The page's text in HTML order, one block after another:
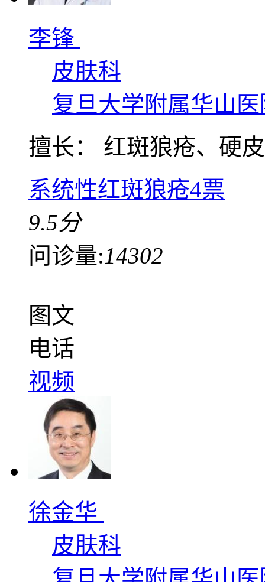
李锋
皮肤科
复旦大学附属华山医
擅长： 红斑狼疮、硬
系统性红斑狼疮4票
9.5分
问诊量:14302
图文
电话
视频
徐金华
皮肤科